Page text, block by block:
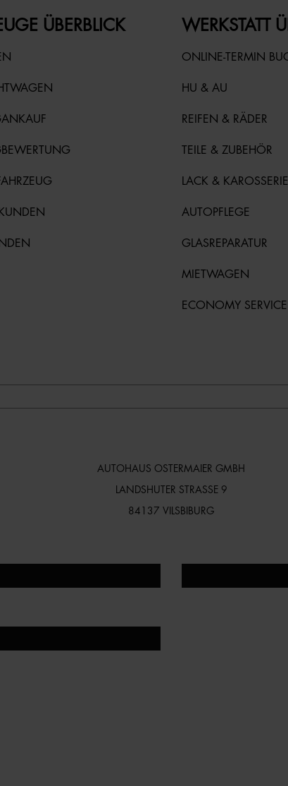
ÜBERBLICK WERKSTATT
ONLINE-TERMIN
HU & AU
REIFEN & RÄDER
TEILE & ZUBEHÖR
LACK & KAROSSERIE
AUTOPFLEGE
GLASREPARATUR
MIETWAGEN
ECONOMY SERVICE
AUTOHAUS OSTERMAIER GMBH
LANDSHUTER STRASSE 9
84137 VILSBIBURG